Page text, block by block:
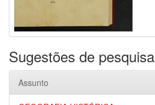
Sugestões de pesquisa
Assunto